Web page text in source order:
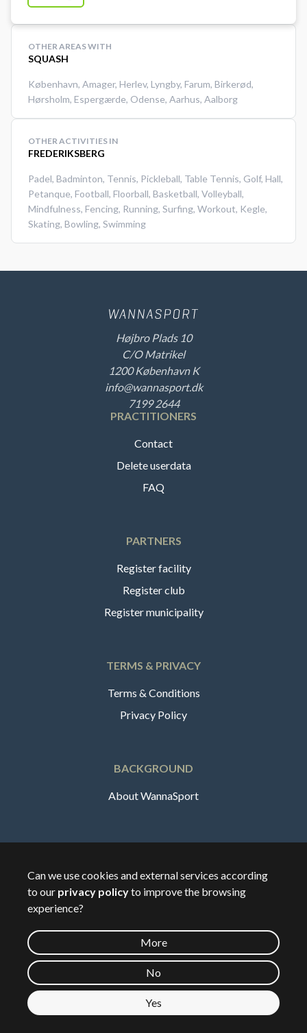
valg, hvis du leder efter squash i
Espergærde, Helsingør eller
Squashklub hed tidligere
OTHER AREAS WITH
SQUASH
København, Amager, Herlev, Lyngby, Farum, Birkerød,
Hørsholm, Espergærde, Odense, Aarhus, Aalborg
OTHER ACTIVITIES IN
FREDERIKSBERG
Padel, Badminton, Tennis, Pickleball, Table Tennis, Golf, Hall,
Petanque, Football, Floorball, Basketball, Volleyball,
Mindfulness, Fencing, Running, Surfing, Workout, Kegle,
Skating, Bowling, Swimming
Højbro Plads 10
C/O Matrikel
1200 København K
info@wannasport.dk
7199 2644
PRACTITIONERS
Contact
Delete userdata
FAQ
PARTNERS
Register facility
Register club
Register municipality
TERMS & PRIVACY
Terms & Conditions
Privacy Policy
BACKGROUND
About WannaSport
🇸🇪Sverige
©2026Wannasport.dk
Private data
Can we use cookies and external services according
to our privacy policyto improve the browsing
experience?
More
No
Yes